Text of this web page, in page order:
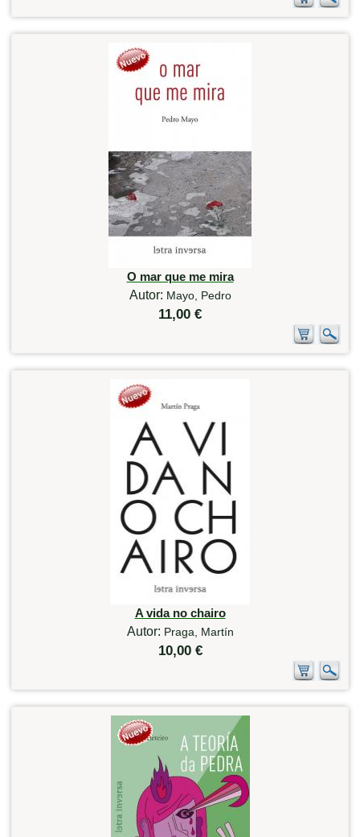
O mar que me mira
Autor: Mayo, Pedro
11,00 €
A vida no chairo
Autor: Praga, Martín
10,00 €